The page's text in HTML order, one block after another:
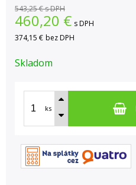
543,25 €s DPH
460,20 € s DPH
374,15 € bez DPH
Skladom
ks